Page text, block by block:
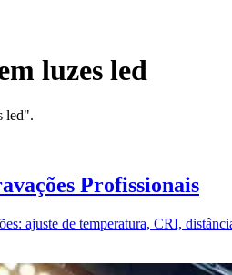
luzes led
led".
Profissionais
ajuste de temperatura, CRI,